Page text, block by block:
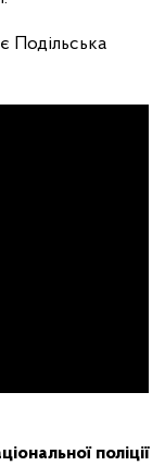
Подільська
поліції